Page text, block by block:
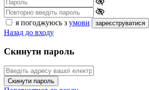
я погоджуюсь з умови зареєструватися
Назад до входу
Скинути пароль
Скинути пароль